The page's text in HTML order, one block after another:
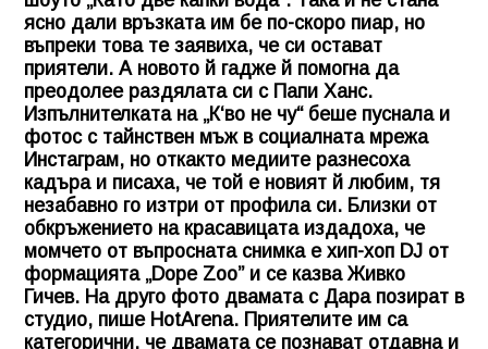
ясно дали връзката им бе по-скоро пиар, но
въпреки това те заявиха, че си остават
приятели. А новото й гадже й помогна да
преодолее раздялата си с Папи Ханс.
Изпълнителката на „К‘во не чу“ беше пуснала и
фотос с тайнствен мъж в социалната мрежа
Инстаграм, но откакто медиите разнесоха
кадъра и писаха, че той е новият й любим, тя
незабавно го изтри от профила си. Близки от
обкръжението на красавицата издадоха, че
момчето от въпросната снимка е хип-хоп DJ от
формацията „Dope Zoo” и се казва Живко
Гичев. На друго фото двамата с Дара позират в
студио, пише HotArena. Приятелите им са
категорични, че двамата се познават отдавна и